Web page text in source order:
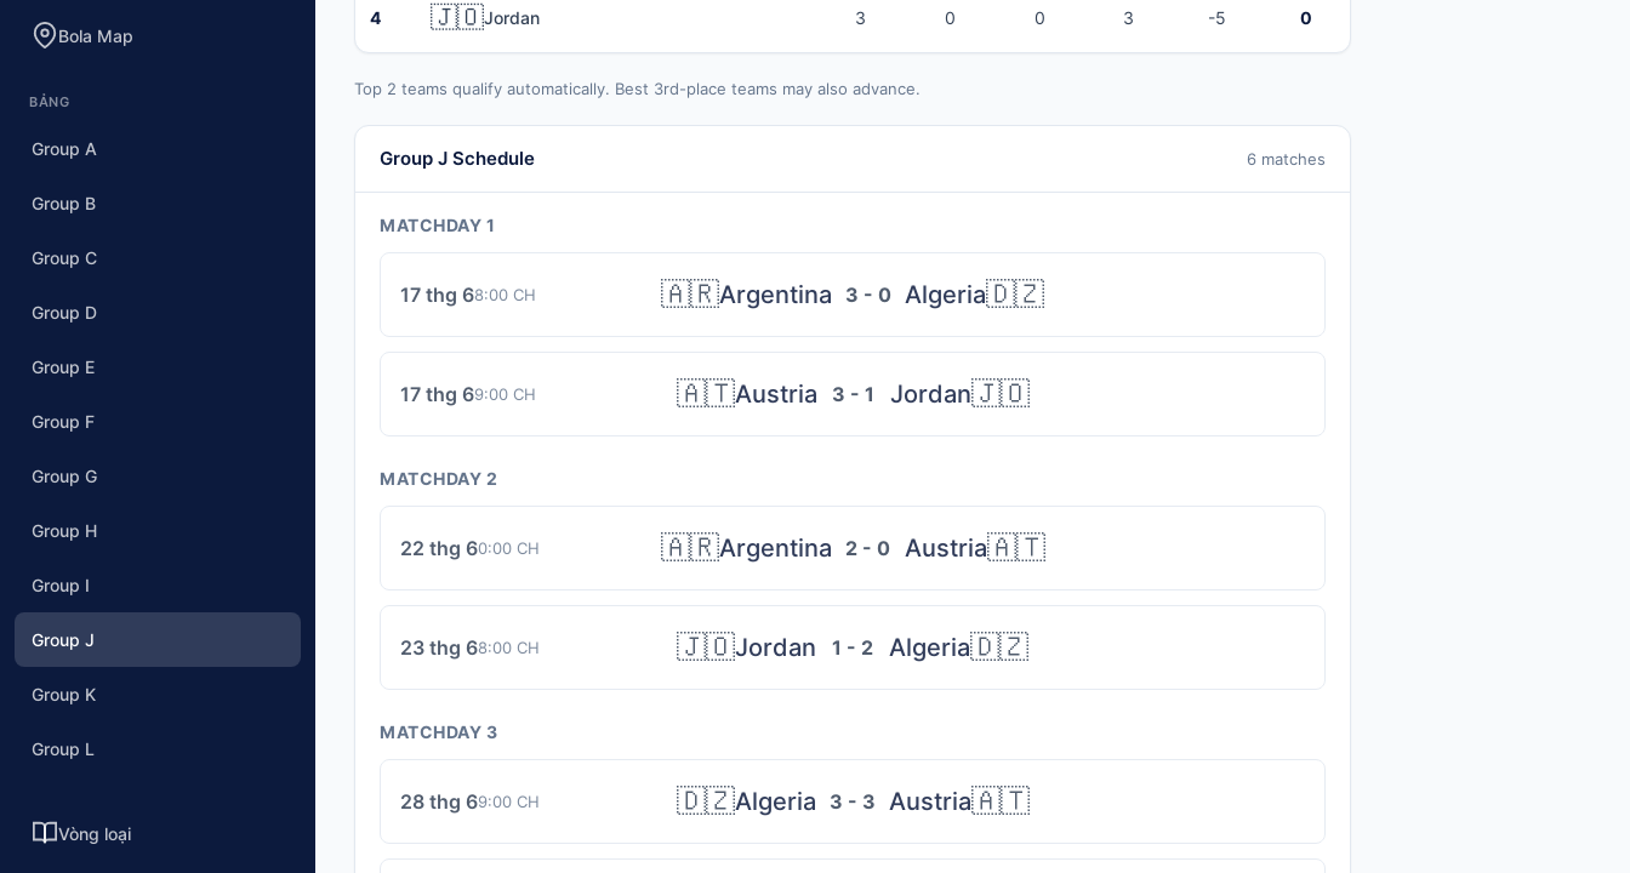
Bola Map
BẢNG
Group A
Group B
Group C
Group D
Group E
Group F
Group G
Group H
Group I
Group J
Group K
Group L
Vòng loại
4 🇯🇴Jordan 3 0 0 3 -5 0
Top 2 teams qualify automatically. Best 3rd-place teams may also advance.
Group J Schedule 6 matches
MATCHDAY 1
17 thg 68:00 CH 🇦🇷Argentina 3 - 0 Algeria🇩🇿
17 thg 69:00 CH 🇦🇹Austria 3 - 1 Jordan🇯🇴
MATCHDAY 2
22 thg 60:00 CH 🇦🇷Argentina 2 - 0 Austria🇦🇹
23 thg 68:00 CH 🇯🇴Jordan 1 - 2 Algeria🇩🇿
MATCHDAY 3
28 thg 69:00 CH 🇩🇿Algeria 3 - 3 Austria🇦🇹